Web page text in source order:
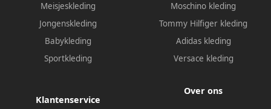
Meisjeskleding
Jongenskleding
Babykleding
Sportkleding
Moschino kleding
Tommy Hilfiger kleding
Adidas kleding
Versace kleding
Klantenservice
Over ons